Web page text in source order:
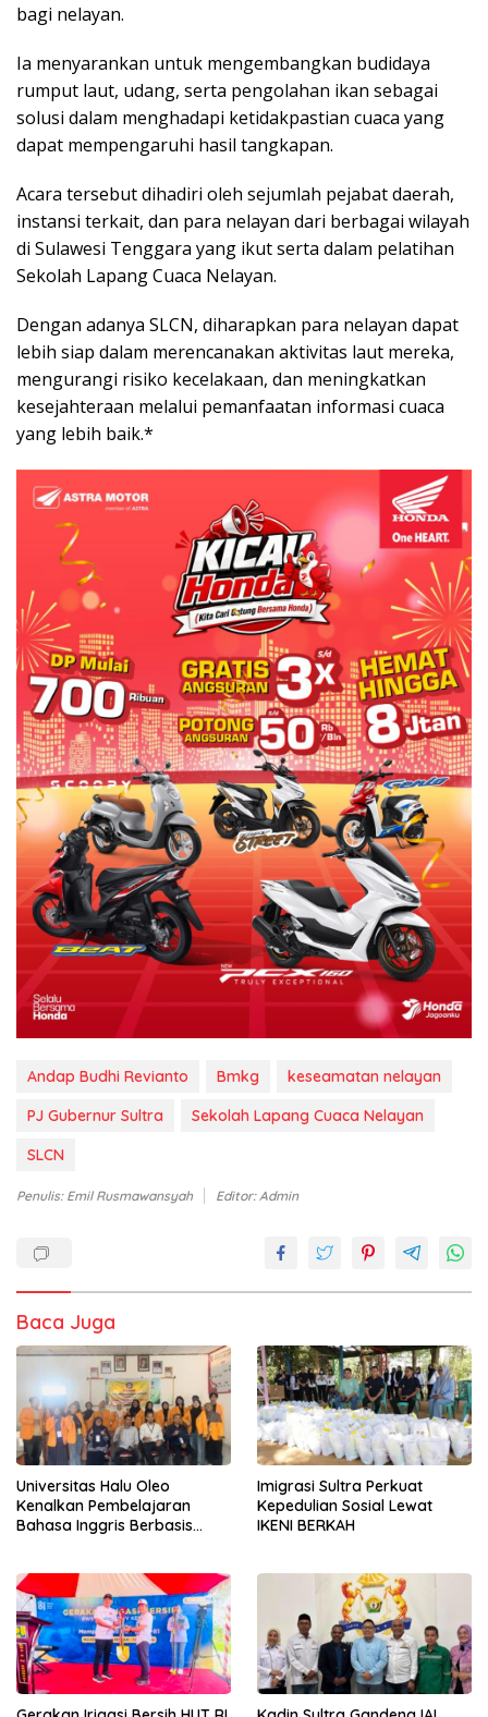
bagi nelayan.
Ia menyarankan untuk mengembangkan budidaya
rumput laut, udang, serta pengolahan ikan sebagai
solusi dalam menghadapi ketidakpastian cuaca yang
dapat mempengaruhi hasil tangkapan.
Acara tersebut dihadiri oleh sejumlah pejabat daerah,
instansi terkait, dan para nelayan dari berbagai wilayah
di Sulawesi Tenggara yang ikut serta dalam pelatihan
Sekolah Lapang Cuaca Nelayan.
Dengan adanya SLCN, diharapkan para nelayan dapat
lebih siap dalam merencanakan aktivitas laut mereka,
mengurangi risiko kecelakaan, dan meningkatkan
kesejahteraan melalui pemanfaatan informasi cuaca
yang lebih baik.*
Andap Budhi Revianto Bmkg
keseamatan nelayan
PJ Gubernur Sultra
Sekolah Lapang Cuaca Nelayan
SLCN
Penulis: Emil Rusmawansyah Editor: Admin
Baca Juga
Universitas Halu Oleo
Kenalkan Pembelajaran
Bahasa Inggris Berbasis
Imigrasi Sultra Perkuat
Kepedulian Sosial Lewat
IKENI BERKAH